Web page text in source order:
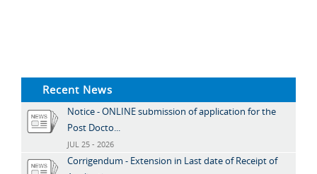
Recent News
Notice - ONLINE submission of application for the
Post Docto...
JUL 25 - 2026
Corrigendum - Extension in Last date of Receipt of